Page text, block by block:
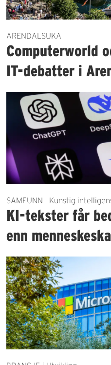
ARENDALSUKA
Computerworld
IT-debatter i
SAMFUNN | Kunstig
KI-tekster får
enn